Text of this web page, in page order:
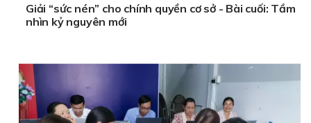
Giải “sức nén” cho chính quyền cơ sở - Bài cuối: Tầm
nhìn kỷ nguyên mới